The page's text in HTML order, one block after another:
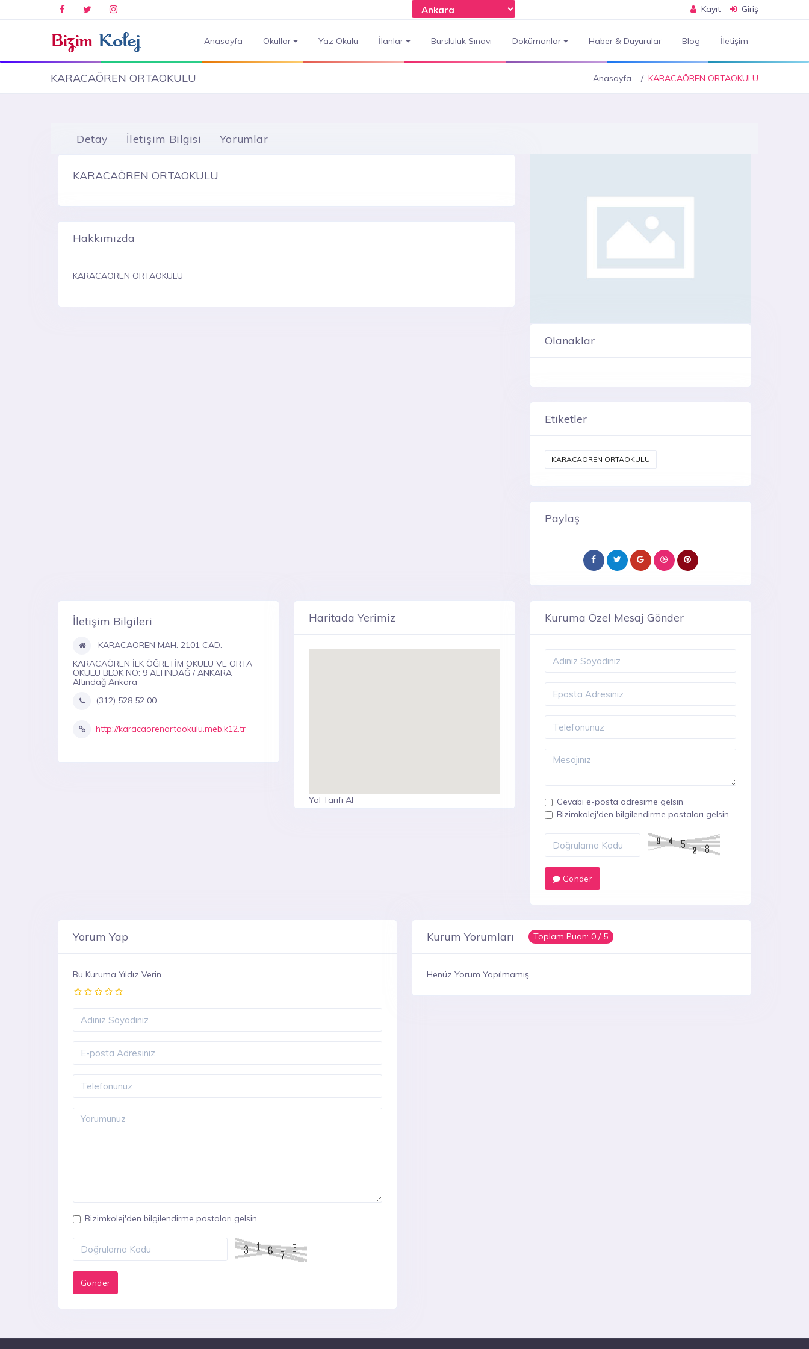
Kayıt Giriş
Anasayfa Okullar Yaz Okulu İlanlar Bursluluk Sınavı Dokümanlar Haber & Duyurular Blog İletişim
KARACAÖREN ORTAOKULU Anasayfa KARACAÖREN ORTAOKULU
Detay İletişim Bilgisi Yorumlar
KARACAÖREN ORTAOKULU
Hakkımızda
KARACAÖREN ORTAOKULU
Olanaklar
Etiketler
KARACAÖREN ORTAOKULU
Paylaş
İletişim Bilgileri
KARACAÖREN MAH. 2101 CAD.
KARACAÖREN İLK ÖĞRETİM OKULU VE ORTA
OKULU BLOK NO: 9 ALTINDAĞ / ANKARA
Altındağ Ankara
(312) 528 52 00
http://karacaorenortaokulu.meb.k12.tr
Haritada Yerimiz
Yol Tarifi Al
Kuruma Özel Mesaj Gönder
Cevabı e-posta adresime gelsin
Bizimkolej'den bilgilendirme postaları gelsin
Gönder
Yorum Yap
Bu Kuruma Yıldız Verin
Bizimkolej'den bilgilendirme postaları gelsin
Kurum Yorumları Toplam Puan:0 / 5
Henüz Yorum Yapılmamış